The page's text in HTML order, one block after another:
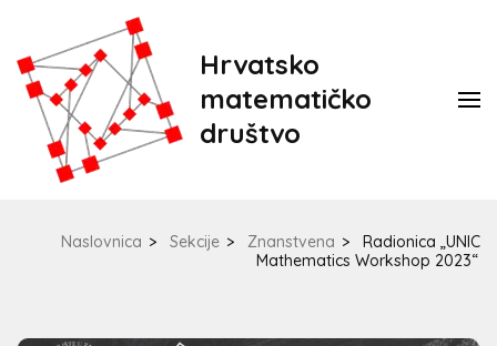
Hrvatsko
matematičko
društvo
Naslovnica > Sekcije > Znanstvena >
Radionica „UNIC
Mathematics Workshop 2023“